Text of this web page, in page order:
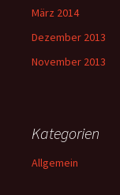
März 2014
Dezember 2013
November 2013
Kategorien
Allgemein